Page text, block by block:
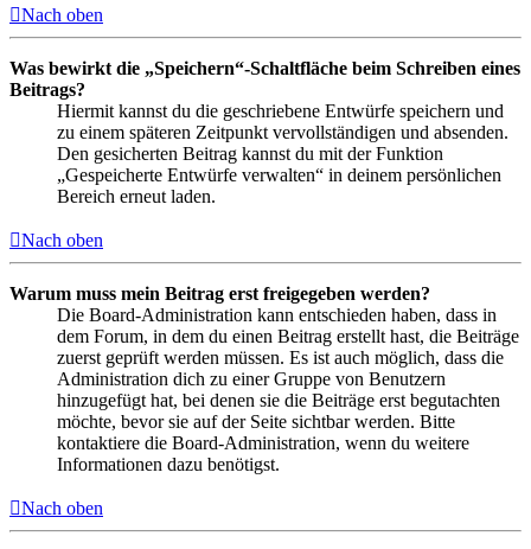
Nach oben
Was bewirkt die „Speichern“-Schaltfläche beim Schreiben eines
Beitrags?
Hiermit kannst du die geschriebene Entwürfe speichern und
zu einem späteren Zeitpunkt vervollständigen und absenden.
Den gesicherten Beitrag kannst du mit der Funktion
„Gespeicherte Entwürfe verwalten“ in deinem persönlichen
Bereich erneut laden.
Nach oben
Warum muss mein Beitrag erst freigegeben werden?
Die Board-Administration kann entschieden haben, dass in
dem Forum, in dem du einen Beitrag erstellt hast, die Beiträge
zuerst geprüft werden müssen. Es ist auch möglich, dass die
Administration dich zu einer Gruppe von Benutzern
hinzugefügt hat, bei denen sie die Beiträge erst begutachten
möchte, bevor sie auf der Seite sichtbar werden. Bitte
kontaktiere die Board-Administration, wenn du weitere
Informationen dazu benötigst.
Nach oben